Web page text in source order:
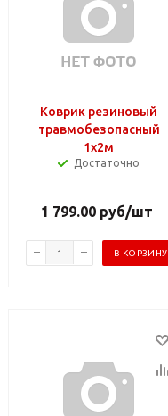
Коврик резиновый
травмобезопасный
1х2м
Достаточно
1 799.00 руб/шт
В КОРЗИНУ